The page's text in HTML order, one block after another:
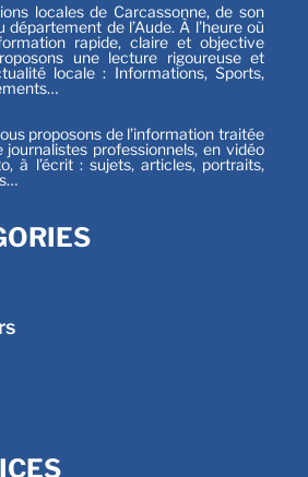
locales de Carcassonne, de son
de l’Aude. À l’heure où
rapide, claire et objective
une lecture rigoureuse et
locale : Informations, Sports,
proposons de l’information traitée
journalistes professionnels, en vidéo
à l’écrit : sujets, articles, portraits,